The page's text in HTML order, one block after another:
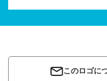
このロゴに